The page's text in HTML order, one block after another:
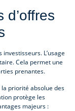
L’usage
Cela permet une
prenantes.
la priorité absolue des
protège les
majeurs :